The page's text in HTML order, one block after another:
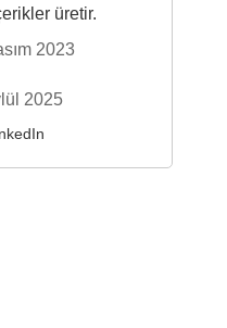
üretir.
2023
2025